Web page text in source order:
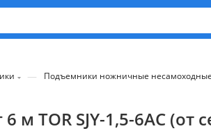
—
Подъемники ножничные
TOR SJY-1,5-6AC (от